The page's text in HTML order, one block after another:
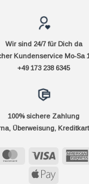
Wir sind 24/7 für Dich da
Kundenservice Mo-Sa
+49 173 238 6345
100% sichere Zahlung
Überweisung,
MasterCard Visa
Apple